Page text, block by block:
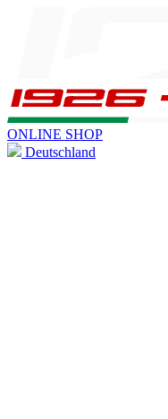
ONLINE SHOP
Deutschland